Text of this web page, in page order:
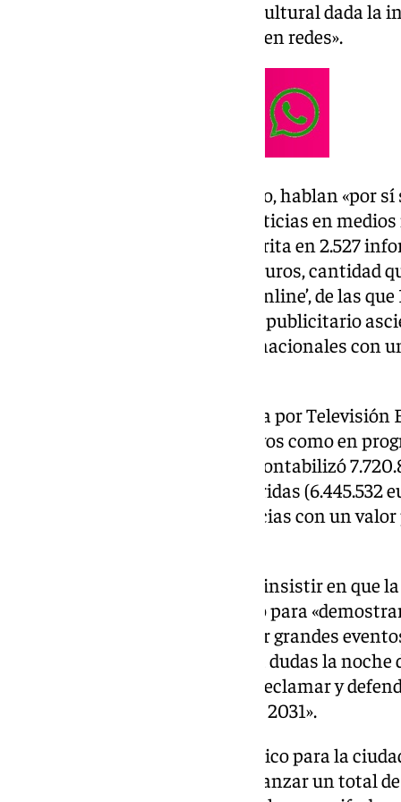
consolidación» como destino «cultural dada
medios de comunicación como en redes».
Las cifras, en palabras de Carazo, hablan «por
Granada ha generado 91.082 noticias en
han referenciado en prensa escrita en 2.527
valor publicitario de 13.517.592 euros, cantidad
por informaciones en medios ‘online’, de las
ámbito nacional, donde el valor publicitario
se difundieron en medios internacionales con
La gala de los Goya, retrasmitida por
programas, tanto en informativos como en
según las tarifas publicitarias contabilizó
registró 751 informaciones referidas (6.445.532
monotorizado 667.818 l referencias con un
Además, la regidora ha vuelto a insistir en que
cine español además ha servido para
para organizar, acoger y celebrar grandes
culturales, por lo que sin lugar a dudas la
aval de incalculable valor para reclamar y
ser Capital Cultural Europea en 2031».
En paralelo, el impacto económico para la
previsiones iniciales hasta «alcanzar un total